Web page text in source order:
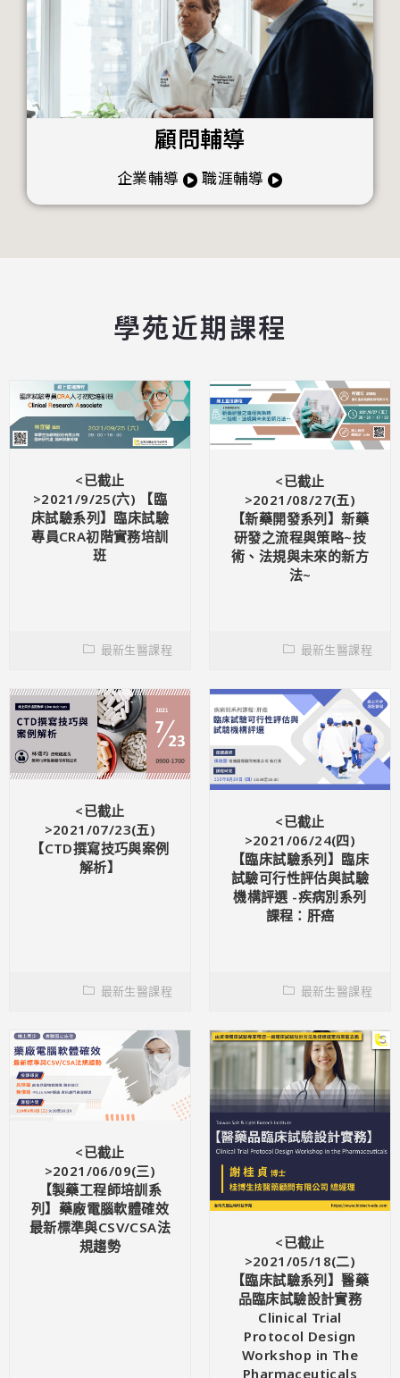
顧問輔導
企業輔導 職涯輔導
學苑近期課程
<已截止
>2021/9/25(六) 【臨
床試驗系列】臨床試驗
專員CRA初階實務培訓
班
最新生醫課程
<已截止
>2021/08/27(五)
【新藥開發系列】新藥
研發之流程與策略~技
術、法規與未來的新方
法~
最新生醫課程
<已截止
>2021/07/23(五)
【CTD撰寫技巧與案例
解析】
最新生醫課程
<已截止
>2021/06/24(四)
【臨床試驗系列】臨床
試驗可行性評估與試驗
機構評選 -疾病別系列
課程：肝癌
最新生醫課程
<已截止
>2021/06/09(三)
【製藥工程師培訓系
列】藥廠電腦軟體確效
最新標準與CSV/CSA法
規趨勢
<已截止
>2021/05/18(二)
【臨床試驗系列】醫藥
品臨床試驗設計實務
Clinical Trial
Protocol Design
Workshop in The
Pharmaceuticals